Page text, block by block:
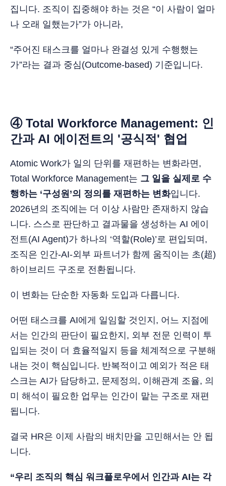
집니다. 조직이 집중해야 하는 것은 “이 사람이 얼마
나 오래 일했는가”가 아니라,
“주어진 태스크를 얼마나 완결성 있게 수행했는
가”라는 결과 중심(Outcome-based) 기준입니다.
④ Total Workforce Management: 인
간과 AI 에이전트의 '공식적' 협업
Atomic Work가 일의 단위를 재편하는 변화라면,
Total Workforce Management는 그 일을 실제로 수
행하는 ‘구성원’의 정의를 재편하는 변화입니다.
2026년의 조직에는 더 이상 사람만 존재하지 않습
니다. 스스로 판단하고 결과물을 생성하는 AI 에이
전트(AI Agent)가 하나의 ‘역할(Role)’로 편입되며,
조직은 인간-AI-외부 파트너가 함께 움직이는 초(超)
하이브리드 구조로 전환됩니다.
이 변화는 단순한 자동화 도입과 다릅니다.
어떤 태스크를 AI에게 일임할 것인지, 어느 지점에
서는 인간의 판단이 필요한지, 외부 전문 인력이 투
입되는 것이 더 효율적일지 등을 체계적으로 구분해
내는 것이 핵심입니다. 반복적이고 예외가 적은 태
스크는 AI가 담당하고, 문제정의, 이해관계 조율, 의
미 해석이 필요한 업무는 인간이 맡는 구조로 재편
됩니다.
결국 HR은 이제 사람의 배치만을 고민해서는 안 됩
니다.
“우리 조직의 핵심 워크플로우에서 인간과 AI는 각